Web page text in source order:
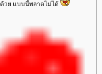
ด้วย แบบนี้พลาดไม่ได้